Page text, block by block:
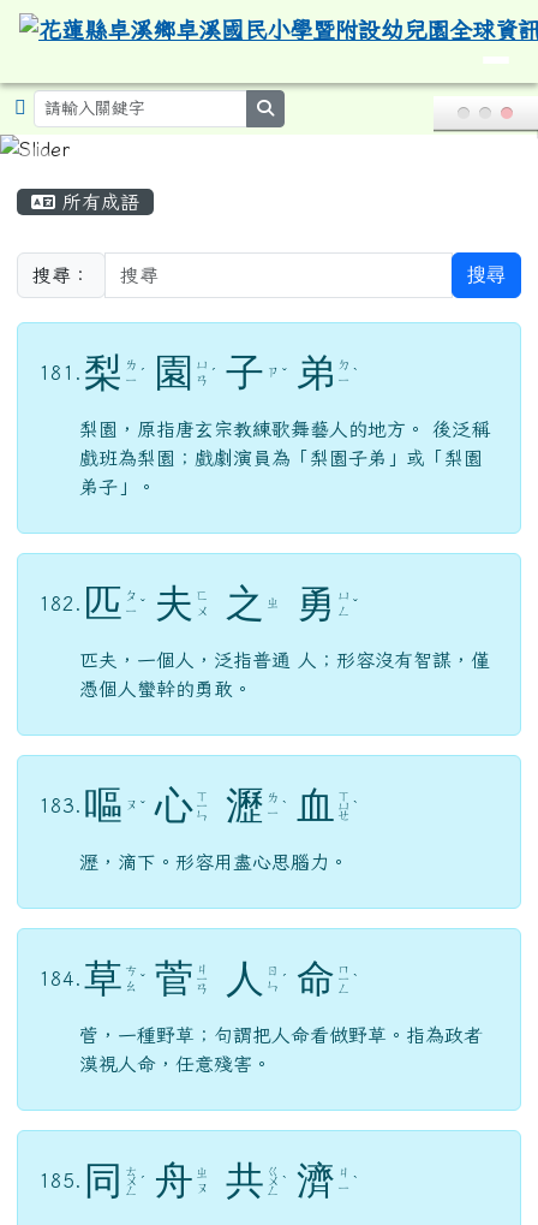
跳至主內容區
花蓮縣卓溪鄉卓溪國民小學暨附設
導覽列
所有成語
搜尋： 搜尋
181. 梨 ㄌ
ㄧ ˊ 園
ㄩ
ㄢ ˊ 子 ㄗ ˇ 弟 ㄉ
ㄧ ˋ
梨園，原指唐玄宗教練歌舞藝人的地方。 後泛稱
戲班為梨園；戲劇演員為「梨園子弟」或「梨園
弟子」。
182. 匹 ㄆ
ㄧ ˇ 夫 ㄈ
ㄨ
之 ㄓ 勇 ㄩ
ㄥ ˇ
匹夫，一個人，泛指普通 人；形容沒有智謀，僅
憑個人蠻幹的勇敢。
183. 嘔 ㄡ ˇ 心 ㄒ
ㄧ
ㄣ 瀝 ㄌ
ㄧ ˋ 血 ㄒ
ㄩ
ㄝ
ˋ
瀝，滴下。形容用盡心思腦力。
184. 草 ㄘ
ㄠ ˇ 菅 ㄐ
ㄧ
ㄢ 人
ㄖ
ㄣ ˊ 命 ㄇ
ㄧ
ㄥ
ˋ
菅，一種野草；句謂把人命看做野草。指為政者
漠視人命，任意殘害。
185. 同 ㄊ
ㄨ
ㄥ
ˊ 舟 ㄓ
ㄡ
共 ㄍ
ㄨ
ㄥ
ˋ 濟 ㄐ
ㄧ ˋ